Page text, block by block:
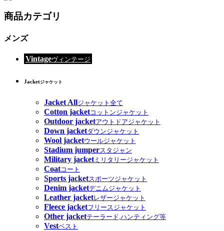
商品カテゴリ
メンズ
Vintageヴィンテージ
Jacketジャケット
Jacket Allジャケット全て
Cotton jacketコットンジャケット
Outdoor jacketアウトドアジャケット
Down jacketダウンジャケット
Wool jacketウールジャケット
Stadium jumperスタジャン
Military jacketミリタリージャケット
Coatコート
Sports jacketスポーツジャケット
Denim jacketデニムジャケット
Leather jacketレザージャケット
Fleece jacketフリースジャケット
Other jacketテーラード,ハンティング等
Vestベスト